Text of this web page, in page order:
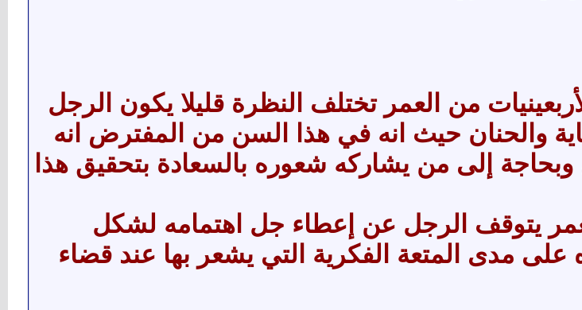
من العمر تختلف النظرة قليلا يكون الرجل
والحنان حيث انه في هذا السن من المفترض انه
إلى من يشاركه شعوره بالسعادة بتحقيق هذا
يتوقف الرجل عن إعطاء جل اهتمامه لشكل
على مدى المتعة الفكرية التي يشعر بها عند قضاء